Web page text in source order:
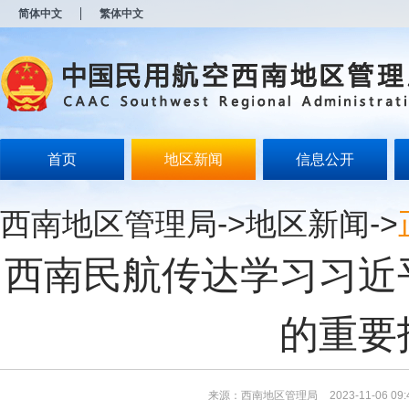
简体中文 繁体中文
首页 地区新闻 信息公开
西南地区管理局->地区新闻->
西南民航传达学习习
的重
来源：西南地区管理局 2023-11-06
开
无
障
说
Alt
加
浪
键
模